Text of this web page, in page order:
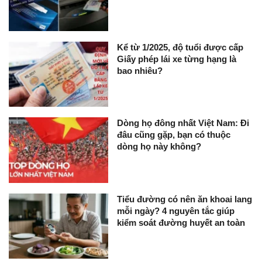
Kể từ 1/2025, độ tuổi được cấp
Giấy phép lái xe từng hạng là
bao nhiêu?
Dòng họ đông nhất Việt Nam: Đi
đâu cũng gặp, bạn có thuộc
dòng họ này không?
Tiểu đường có nên ăn khoai lang
mỗi ngày? 4 nguyên tắc giúp
kiểm soát đường huyết an toàn